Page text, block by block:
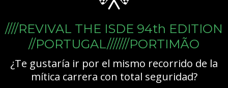
////REVIVAL THE ISDE 94th EDITION
//PORTUGAL///////PORTIMÃO
¿Te gustaría ir por el mismo recorrido de la
mítica carrera con total seguridad?